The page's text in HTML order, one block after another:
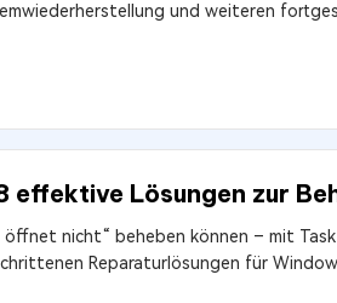
und weiteren
Lösungen zur
nicht“ beheben können – mit
Reparaturlösungen für